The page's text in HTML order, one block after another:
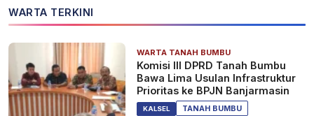
WARTA TERKINI
WARTA TANAH BUMBU
Komisi III DPRD Tanah Bumbu
Bawa Lima Usulan Infrastruktur
Prioritas ke BPJN Banjarmasin
KALSEL
TANAH BUMBU